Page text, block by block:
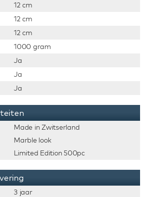
12 cm
12 cm
12 cm
1000 gram
Ja
Ja
Ja
Made in Zwitserland
Marble look
Limited Edition 500pc
3 jaar